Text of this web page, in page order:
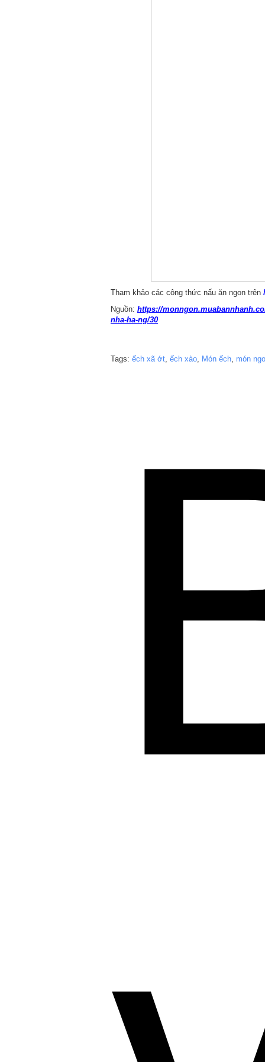
Tham khảo các công thức nấu ăn ngon trên
Nguồn: https://
nha-ha-ng/30
Tags: ếch xã ớt ếch xào Món ếch món